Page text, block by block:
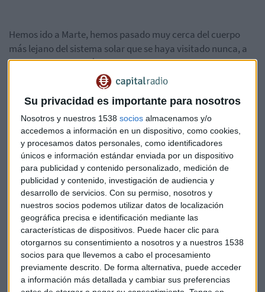
Su privacidad es importante para nosotros
Nosotros y nuestros 1538 socios almacenamos y/o
accedemos a información en un dispositivo, como cookies,
y procesamos datos personales, como identificadores
únicos e información estándar enviada por un dispositivo
para publicidad y contenido personalizado, medición de
publicidad y contenido, investigación de audiencia y
desarrollo de servicios. Con su permiso, nosotros y
nuestros socios podemos utilizar datos de localización
geográfica precisa e identificación mediante las
características de dispositivos. Puede hacer clic para
otorgarnos su consentimiento a nosotros y a nuestros 1538
socios para que llevemos a cabo el procesamiento
previamente descrito. De forma alternativa, puede acceder
a información más detallada y cambiar sus preferencias
Hemos ido a Marte, hemos pasado muy cerca del cuerpo
más lejano del sistema solar que se haya visitado nunca, a
6.500 millones de kilómetros desde el Sol, pero
curiosamente nunca habíamos visto qué hay en el lado de la
luna que nunca podemos ver desde la Tierra.
La sonda se llamaChang’e 4y ha tardado casi 1 mes en
aterrizar en el lado oculto de la luna y lo ha hecho con éxito
según el Programa de Exploración Lunar chino. El cráter en
el que ha aterrizado se llama Von Karman y es uno de los
cráteres más antiguos de la Luna.
Estano es la primera vez que se intenta aterrizar en el
lado oculto de la Luna. Ya en 1962 la nave Ranger 4 de la
Nasa lo intentó pero se estrelló y desde entonces nadie
había conseguido llegar con éxito a este lugar tan
misterioso. Precisamente ese misterio es lo que ha motivo a
los chinos a mandar allí el Chang’e 4.